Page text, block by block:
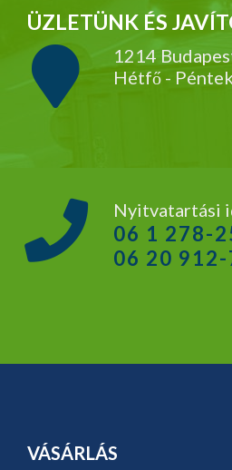
ÜZLETÜNK ÉS
1214
Hétfő -
Nyitvatartási
06 1 278-
06 20
VÁSÁRLÁS